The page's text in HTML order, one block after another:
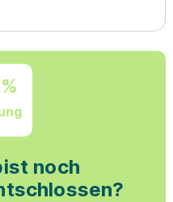
noch